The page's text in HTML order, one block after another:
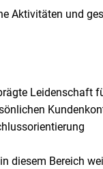
Aktivitäten und
Leidenschaft
diesem Bereich